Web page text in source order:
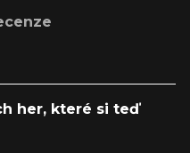
her, které si teď